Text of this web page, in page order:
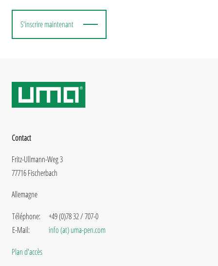
S'inscrire maintenant
Contact
Fritz-Ullmann-Weg 3
77716 Fischerbach
Allemagne
Téléphone:
E-Mail:
+49 (0)78 32 / 707-0
info (at) uma-pen.com
Plan d'accès